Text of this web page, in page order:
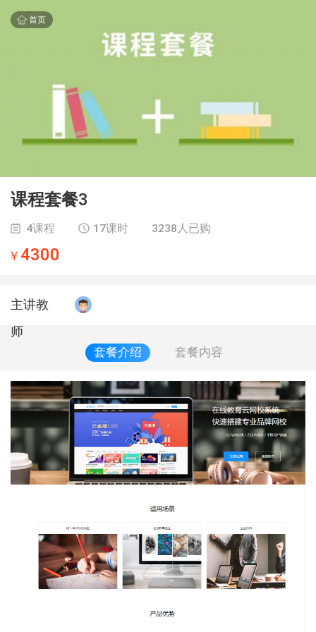
首页
课程套餐3
4课程 17课时 3238人已购
￥ 4300
主讲教
师
套餐介绍 套餐内容